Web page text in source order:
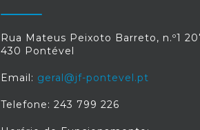
Rua Mateus Peixoto Barreto, n.º1
430 Pontével
Email: geral@jf-pontevel.pt
Telefone: 243 799 226